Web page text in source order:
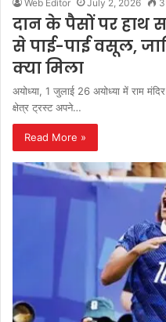
Web Editor July 2, 2026
दान के पैसों पर हाथ
से पाई-पाई वसूल,
क्या मिला
अयोध्या, 1 जुलाई 26 अयोध्या में राम मंदिर
क्षेत्र ट्रस्ट अपने…
Read More »